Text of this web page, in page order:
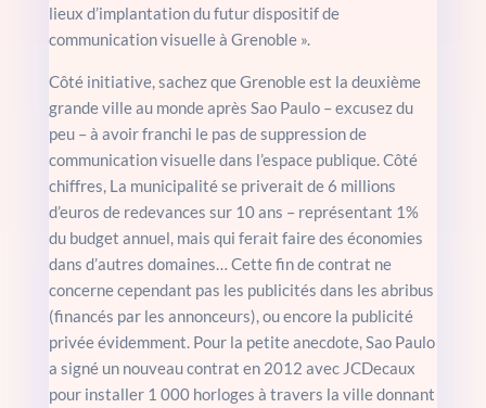
lieux d’implantation du futur dispositif de
communication visuelle à Grenoble ».
Côté initiative, sachez que Grenoble est la deuxième
grande ville au monde après Sao Paulo – excusez du
peu – à avoir franchi le pas de suppression de
communication visuelle dans l’espace publique. Côté
chiffres, La municipalité se priverait de 6 millions
d’euros de redevances sur 10 ans – représentant 1%
du budget annuel, mais qui ferait faire des économies
dans d’autres domaines… Cette fin de contrat ne
concerne cependant pas les publicités dans les abribus
(financés par les annonceurs), ou encore la publicité
privée évidemment. Pour la petite anecdote, Sao Paulo
a signé un nouveau contrat en 2012 avec JCDecaux
pour installer 1 000 horloges à travers la ville donnant